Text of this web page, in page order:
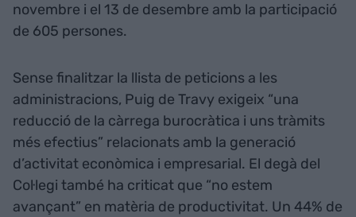
novembre i el 13 de desembre amb la participació
de 605 persones.
Sense finalitzar la llista de peticions a les
administracions, Puig de Travy exigeix “una
reducció de la càrrega burocràtica i uns tràmits
més efectius” relacionats amb la generació
d’activitat econòmica i empresarial. El degà del
Col·legi també ha criticat que “no estem
avançant” en matèria de productivitat. Un 44% de